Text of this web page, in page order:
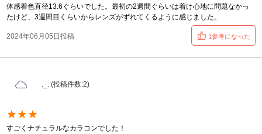
体感着色直径13.6ぐらいでした。最初の2週間ぐらいは着け心地に問題なかっ
たけど、3週間目くらいからレンズがずれてくるように感じました。
2024年06月05日投稿 1参考になった
._. (投稿件数:2)
★★★
すごくナチュラルなカラコンでした！